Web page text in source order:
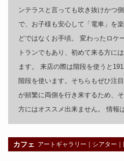
ンテラスと言っても吹き抜けかつ
で、お子様も安心して「電車」を
どではなくお手頃。 変わったロケ
トランでもあり、初めて来る方に
ます。 来店の際は階段を使うと
階段を使います。そちらもぜひ注
が頻繁に両側を行き来するため、
方にはオススメ出来ません。 情報
カフェ アートギャラリー シアター